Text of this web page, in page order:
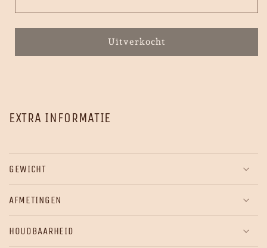
Uitverkocht
EXTRA INFORMATIE
GEWICHT
AFMETINGEN
HOUDBAARHEID